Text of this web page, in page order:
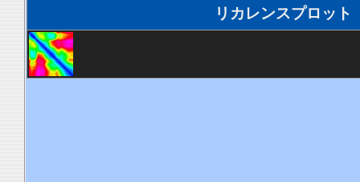
リカレンスプロット